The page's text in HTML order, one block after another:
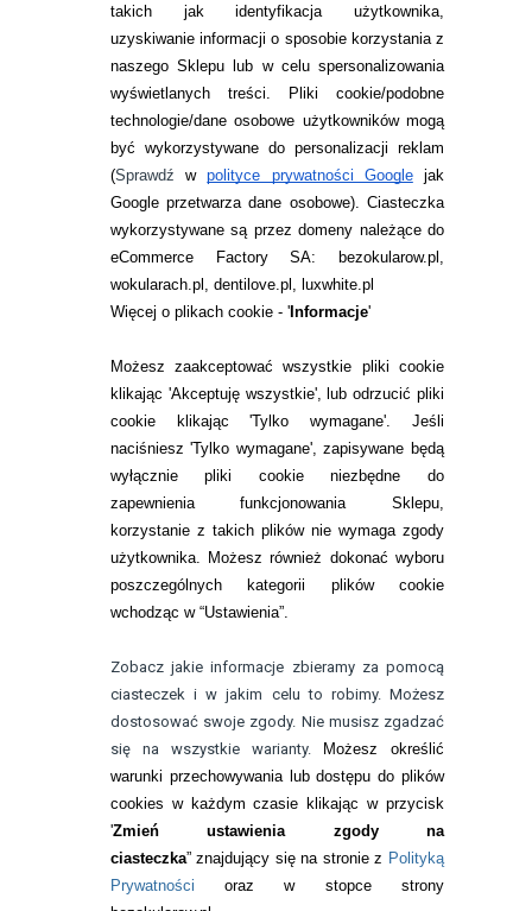
takich jak identyfikacja użytkownika,
uzyskiwanie informacji o sposobie korzystania z
naszego Sklepu lub w celu spersonalizowania
wyświetlanych treści.
Pliki cookie/podobne
technologie/dane osobowe użytkowników mogą
być wykorzystywane do personalizacji reklam
(Sprawdźwpolityce prywatności Googlejak
Google przetwarza dane osobowe). Ciasteczka
wykorzystywane są przez domeny należące do
eCommerce Factory SA: bezokularow.pl,
wokularach.pl, dentilove.pl, luxwhite.pl
Więcej o plikach cookie - 'Informacje'
Możesz zaakceptować wszystkie pliki cookie
klikając 'Akceptuję wszystkie', lub odrzucić pliki
cookie klikając 'Tylko wymagane'. Jeśli
naciśniesz 'Tylko wymagane', zapisywane będą
wyłącznie pliki cookie niezbędne do
zapewnienia funkcjonowania Sklepu,
korzystanie z takich plików nie wymaga zgody
użytkownika. Możesz również dokonać wyboru
poszczególnych kategorii plików cookie
wchodząc w “Ustawienia”.
Zobacz jakie informacje zbieramy za pomocą
ciasteczek i w jakim celu to robimy. Możesz
dostosować swoje zgody. Nie musisz zgadzać
się na wszystkie warianty.
Możesz określić
warunki przechowywania lub dostępu do plików
cookies w każdym czasie klikając w przycisk
'Zmień ustawienia zgody na
ciasteczka” znajdujący się na stronie z Polityką
Prywatności oraz w stopce strony
INFORMACJE KONTAKTOWE
JAK ZAMAWIAĆ?
ZWROTY I REKLAMACJA
WARUNKI ZAKUPÓW
RANKINGI SOCZEWEK
SOCZEWKI KOLOROWE
Zwrot (odstąpienie od umowy)
ZMIEŃ USTAWIENIA ZGODY NA CIASTECZKA
KONTAKT
telefon:
22 113 44 42
telefon:
732 08 08 72
kontakt@bezokularow.pl